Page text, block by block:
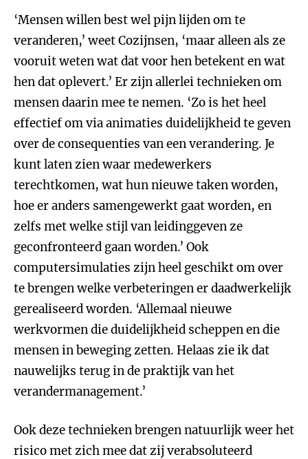
‘Mensen willen best wel pijn lijden om te
veranderen,’ weet Cozijnsen, ‘maar alleen als ze
vooruit weten wat dat voor hen betekent en wat
hen dat oplevert.’ Er zijn allerlei technieken om
mensen daarin mee te nemen. ‘Zo is het heel
effectief om via animaties duidelijkheid te geven
over de consequenties van een verandering. Je
kunt laten zien waar medewerkers
terechtkomen, wat hun nieuwe taken worden,
hoe er anders samengewerkt gaat worden, en
zelfs met welke stijl van leidinggeven ze
geconfronteerd gaan worden.’ Ook
computersimulaties zijn heel geschikt om over
te brengen welke verbeteringen er daadwerkelijk
gerealiseerd worden. ‘Allemaal nieuwe
werkvormen die duidelijkheid scheppen en die
mensen in beweging zetten. Helaas zie ik dat
nauwelijks terug in de praktijk van het
verandermanagement.’
Ook deze technieken brengen natuurlijk weer het
risico met zich mee dat zij verabsoluteerd